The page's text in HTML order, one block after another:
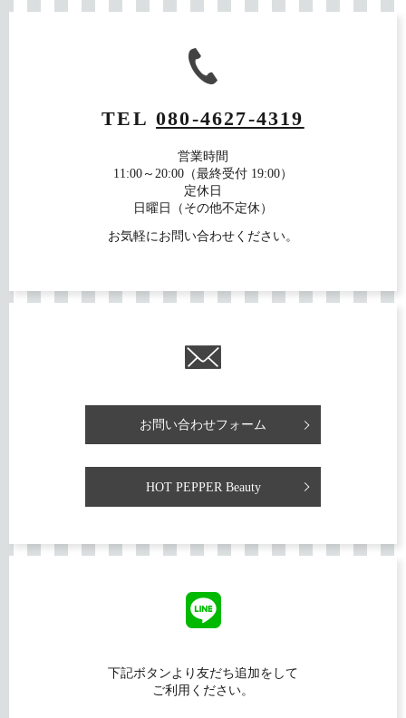
TEL080-4627-4319
営業時間
11:00～20:00（最終受付 19:00）
定休日
日曜日（その他不定休）
お気軽にお問い合わせください。
お問い合わせフォーム
HOT PEPPER Beauty
下記ボタンより友だち追加をして
ご利用ください。